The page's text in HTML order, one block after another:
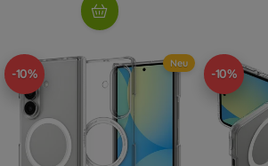
-10%
Neu
-10%